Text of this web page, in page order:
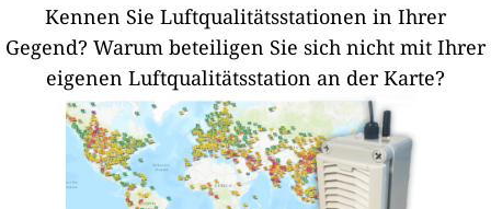
Kennen Sie Luftqualitätsstationen in Ihrer
Gegend? Warum beteiligen Sie sich nicht mit Ihrer
eigenen Luftqualitätsstation an der Karte?